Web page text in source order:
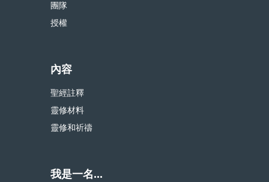
團隊
授權
內容
聖經註釋
靈修材料
靈修和祈禱
我是一名...